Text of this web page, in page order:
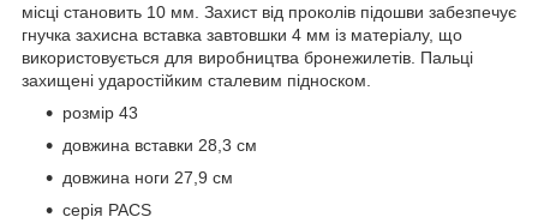
місці становить 10 мм. Захист від проколів підошви забезпечує
гнучка захисна вставка завтовшки 4 мм із матеріалу, що
використовується для виробництва бронежилетів. Пальці
захищені ударостійким сталевим підноском.
розмір 43
довжина вставки 28,3 см
довжина ноги 27,9 см
серія PACS